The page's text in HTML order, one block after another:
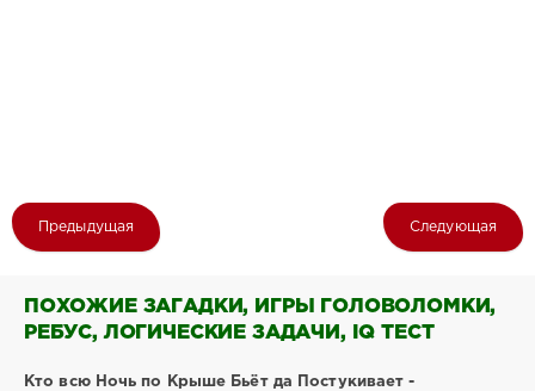
Предыдущая Следующая
ПОХОЖИЕ ЗАГАДКИ, ИГРЫ ГОЛОВОЛОМКИ,
РЕБУС, ЛОГИЧЕСКИЕ ЗАДАЧИ, IQ ТЕСТ
Кто всю Ночь по Крыше Бьёт да Постукивает -